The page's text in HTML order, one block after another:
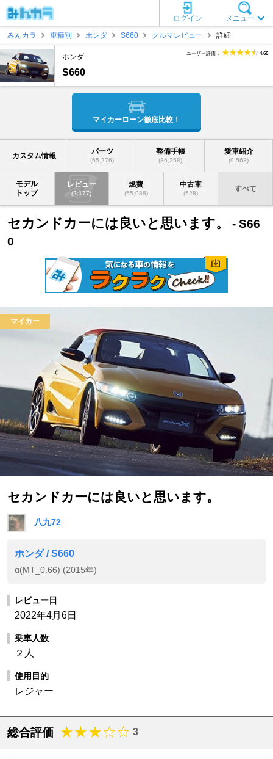
メニュー
ログイン
みんカラ
車種別 ホンダ S660 クルマレビュー 詳細
ホンダ
S660
ユーザー評価： 4.66
マイカーローン徹底比較！
カスタム情報 パーツ
(65,276)
整備手帳
(36,258)
愛車紹介
(9,563)
モデル
トップ
レビュー
(2,177)
燃費
(55,088)
中古車
(528)
すべて
セカンドカーには良いと思います。
- S66
0
マイカー
セカンドカーには良いと思います。
八九72
ホンダ / S660
α(MT_0.66) (2015年)
レビュー日
2022年4月6日
乗車人数
２人
使用目的
レジャー
総合評価 3